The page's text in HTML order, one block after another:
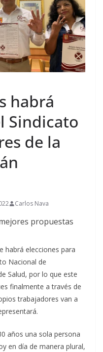
habrá
Sindicato
de la
Carlos Nava
propuestas
habrá elecciones para
Nacional de
Salud, por lo que este
finalmente a través de
trabajadores van a
años una sola persona
en día de manera plural,